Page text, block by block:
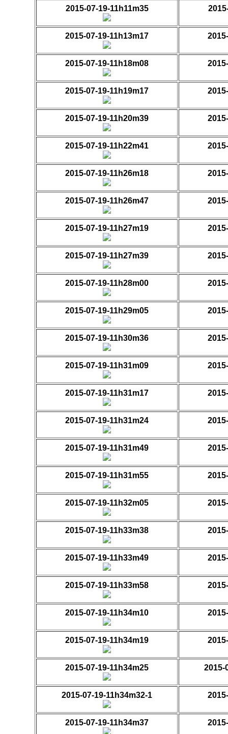
2015-07-19-11h11m35
2015-07-19-11h13m17
2015-07-19-11h18m08
2015-07-19-11h19m17
2015-07-19-11h20m39
2015-07-19-11h22m41
2015-07-19-11h26m18
2015-07-19-11h26m47
2015-07-19-11h27m19
2015-07-19-11h27m39
2015-07-19-11h28m00
2015-07-19-11h29m05
2015-07-19-11h30m36
2015-07-19-11h31m09
2015-07-19-11h31m17
2015-07-19-11h31m24
2015-07-19-11h31m49
2015-07-19-11h31m55
2015-07-19-11h32m05
2015-07-19-11h33m38
2015-07-19-11h33m49
2015-07-19-11h33m58
2015-07-19-11h34m10
2015-07-19-11h34m19
2015-07-19-11h34m25 2015-
2015-07-19-11h34m32-1
2015-07-19-11h34m37